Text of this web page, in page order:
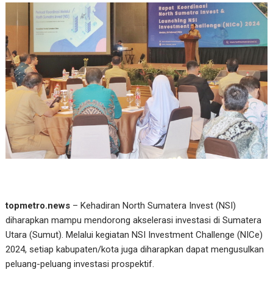
topmetro.news – Kehadiran North Sumatera Invest (NSI)
diharapkan mampu mendorong akselerasi investasi di Sumatera
Utara (Sumut). Melalui kegiatan NSI Investment Challenge (NICe)
2024, setiap kabupaten/kota juga diharapkan dapat mengusulkan
peluang-peluang investasi prospektif.